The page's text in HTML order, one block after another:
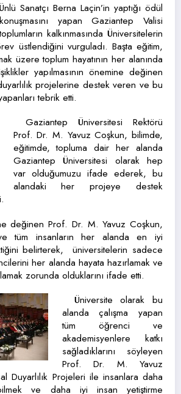
Sanatçı Berna Laçin’in yaptığı ödül
yapan Gaziantep Valisi
kalkınmasında Üniversitelerin
üstlendiğini vurguladı. Başta eğitim,
üzere toplum hayatının her alanında
yapılmasının önemine değinen
projelerine destek veren ve bu
tebrik etti.
Gaziantep Üniversitesi Rektörü
Prof. Dr. M. Yavuz Coşkun, bilimde,
eğitimde, topluma dair her alanda
Gaziantep Üniversitesi olarak hep
var olduğumuzu ifade ederek, bu
alandaki her projeye destek
değinen Prof. Dr. M. Yavuz Coşkun,
tüm insanların her alanda en iyi
belirterek, üniversitelerin sadece
her alanda hayata hazırlamak ve
zorunda olduklarını ifade etti.
Üniversite olarak bu
alanda çalışma yapan
tüm öğrenci ve
akademisyenlere katkı
sağladıklarını söyleyen
Prof. Dr. M. Yavuz
Duyarlılık Projeleri ile insanlara daha
ve daha iyi insan yetiştirme